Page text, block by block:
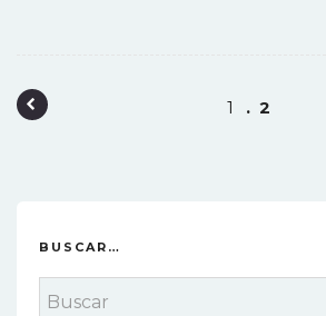
P
1 2
BUSCAR…